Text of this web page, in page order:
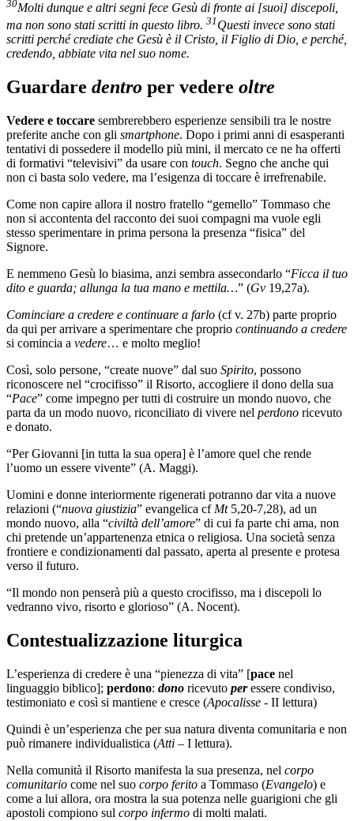
30Molti dunque e altri segni fece Gesù di fronte ai [suoi] discepoli,
ma non sono stati scritti in questo libro. 31 Questi invece sono stati
scritti perché crediate che Gesù è il Cristo, il Figlio di Dio, e perché,
credendo, abbiate vita nel suo nome.
Guardare dentro per vedere oltre
Vedere e toccare sembrerebbero esperienze sensibili tra le nostre
preferite anche con gli smartphone. Dopo i primi anni di esasperanti
tentativi di possedere il modello più mini, il mercato ce ne ha offerti
di formativi “televisivi” da usare con touch. Segno che anche qui
non ci basta solo vedere, ma l’esigenza di toccare è irrefrenabile.
Come non capire allora il nostro fratello “gemello” Tommaso che
non si accontenta del racconto dei suoi compagni ma vuole egli
stesso sperimentare in prima persona la presenza “fisica” del
Signore.
E nemmeno Gesù lo biasima, anzi sembra assecondarlo “Ficca il tuo
dito e guarda; allunga la tua mano e mettila…” (Gv 19,27a).
Cominciare a credere e continuare a farlo (cf v. 27b) parte proprio
da qui per arrivare a sperimentare che proprio continuando a credere
si comincia a vedere… e molto meglio!
Così, solo persone, “create nuove” dal suo Spirito, possono
riconoscere nel “crocifisso” il Risorto, accogliere il dono della sua
“Pace” come impegno per tutti di costruire un mondo nuovo, che
parta da un modo nuovo, riconciliato di vivere nel perdono ricevuto
e donato.
“Per Giovanni [in tutta la sua opera] è l’amore quel che rende
l’uomo un essere vivente” (A. Maggi).
Uomini e donne interiormente rigenerati potranno dar vita a nuove
relazioni (“nuova giustizia” evangelica cf Mt 5,20-7,28), ad un
mondo nuovo, alla “civiltà dell’amore” di cui fa parte chi ama, non
chi pretende un’appartenenza etnica o religiosa. Una società senza
frontiere e condizionamenti dal passato, aperta al presente e protesa
verso il futuro.
“Il mondo non penserà più a questo crocifisso, ma i discepoli lo
vedranno vivo, risorto e glorioso” (A. Nocent).
Contestualizzazione liturgica
L’esperienza di credere è una “pienezza di vita” [pace nel
linguaggio biblico]; perdono: dono ricevuto peressere condiviso,
testimoniato e così si mantiene e cresce (Apocalisse - II lettura)
Quindi è un’esperienza che per sua natura diventa comunitaria e non
può rimanere individualistica (Atti – I lettura).
Nella comunità il Risorto manifesta la sua presenza, nel corpo
comunitario come nel suo corpo ferito a Tommaso (Evangelo) e
come a lui allora, ora mostra la sua potenza nelle guarigioni che gli
apostoli compiono sul corpo infermo di molti malati.